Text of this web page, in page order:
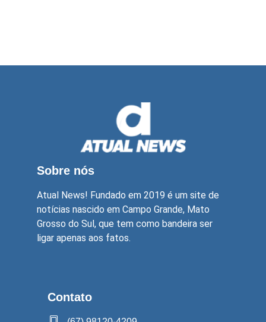
Sobre nós
Atual News! Fundado em 2019 é um site de
notícias nascido em Campo Grande, Mato
Grosso do Sul, que tem como bandeira ser
ligar apenas aos fatos.
Contato